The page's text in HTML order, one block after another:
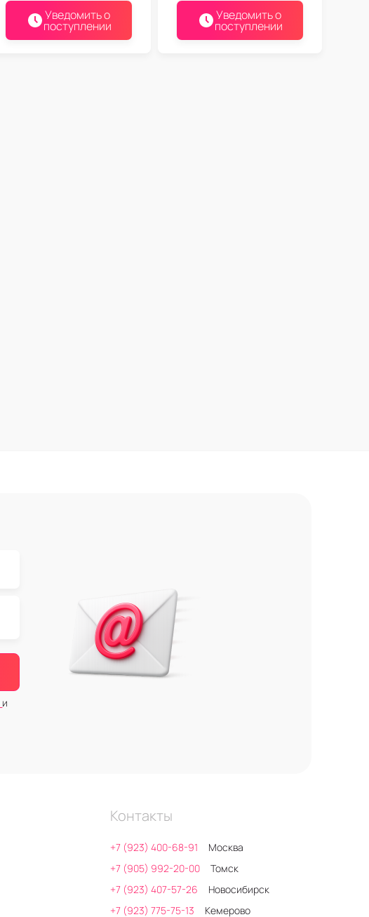
Уведомить о
поступлении
Уведомить о
поступлении
и
Контакты
+7 (923) 400-68-91
Москва
+7 (905) 992-20-00
Томск
+7 (923) 407-57-26
Новосибирск
+7 (923) 775-75-13
Кемерово